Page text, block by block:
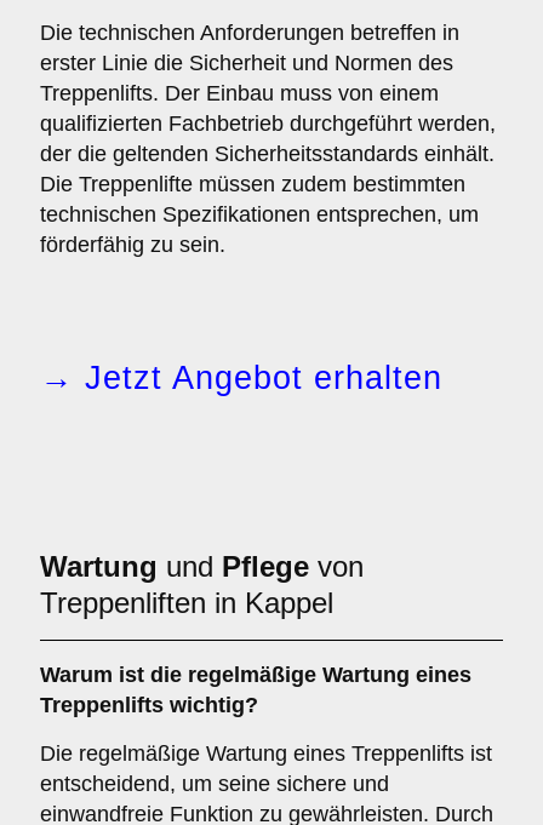
Die technischen Anforderungen betreffen in
erster Linie die Sicherheit und Normen des
Treppenlifts. Der Einbau muss von einem
qualifizierten Fachbetrieb durchgeführt werden,
der die geltenden Sicherheitsstandards einhält.
Die Treppenlifte müssen zudem bestimmten
technischen Spezifikationen entsprechen, um
förderfähig zu sein.
→ Jetzt Angebot erhalten
Wartung und Pflege von
Treppenliften in Kappel
Warum ist die regelmäßige Wartung eines
Treppenlifts wichtig?
Die regelmäßige Wartung eines Treppenlifts ist
entscheidend, um seine sichere und
einwandfreie Funktion zu gewährleisten. Durch